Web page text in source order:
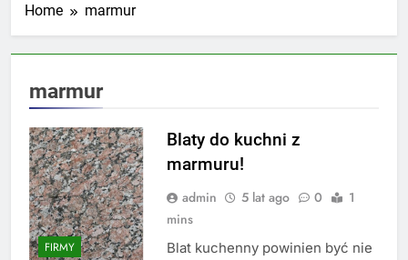
Home marmur
marmur
FIRMY
Blaty do kuchni z
marmuru!
admin 5 lat ago 0
1
mins
Blat kuchenny powinien być nie